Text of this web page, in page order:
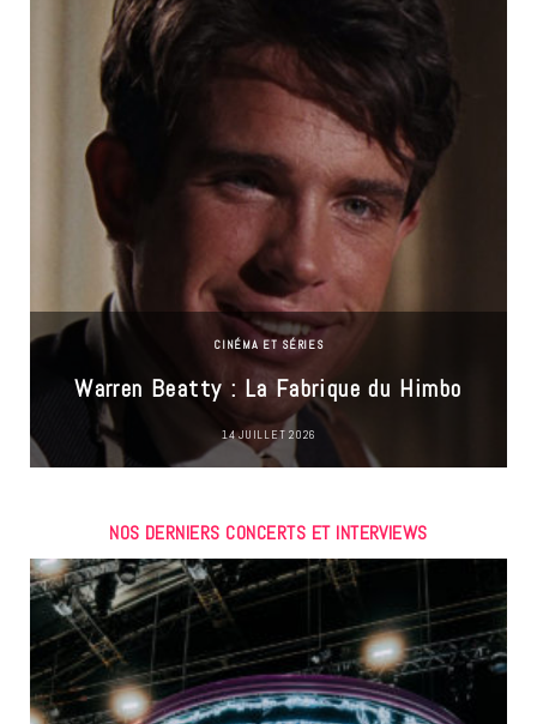
CINÉMA ET SÉRIES
Warren Beatty : La Fabrique du Himbo
14 JUILLET 2026
NOS DERNIERS CONCERTS ET INTERVIEWS